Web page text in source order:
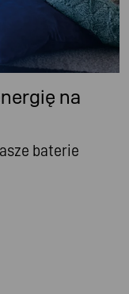
na
baterie